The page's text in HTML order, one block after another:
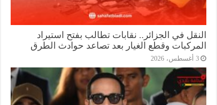
في الجزائر.. نقابات تطالب بفتح استيراد
وقطع الغيار بعد تصاعد حوادث الطرق